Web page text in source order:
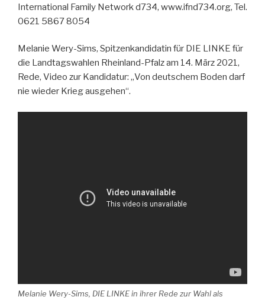
International Family Network d734, www.ifnd734.org, Tel.
0621 5867 8054
Melanie Wery-Sims, Spitzenkandidatin für DIE LINKE für
die Landtagswahlen Rheinland-Pfalz am 14. März 2021,
Rede, Video zur Kandidatur: „Von deutschem Boden darf
nie wieder Krieg ausgehen“.
Melanie Wery-Sims, DIE LINKE in ihrer Rede zur Wahl als